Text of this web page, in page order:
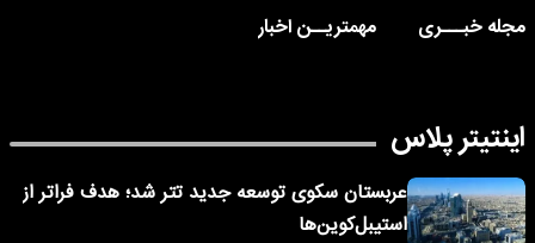
مجله خبـــری
مهمتریــن اخبار
اینتیتر پلاس
عربستان سکوی توسعه جدید تتر شد؛ هدف فراتر از
استیبل‌کوین‌ها